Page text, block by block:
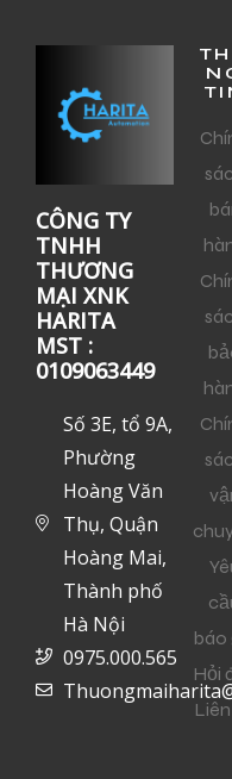
CÔNG TY
TNHH
THƯƠNG
MẠI XNK
HARITA
MST :
0109063449
Số 3E, tổ 9A,
Phường
Hoàng Văn
Thụ, Quận
Hoàng Mai,
Thành phố
Hà Nội
0975.000.565
báo
Hỏi